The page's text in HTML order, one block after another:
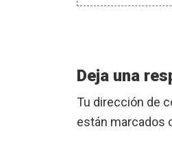
Reader
Deja una
Tu dirección de
están marcados